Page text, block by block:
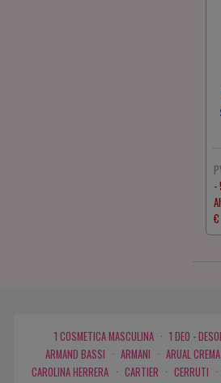
-
€
1 COSMETICA MASCULINA · 1 DEO -
ARMAND BASSI · ARMANI · ARUAL
CAROLINA HERRERA · CARTIER · CERRUTI ·